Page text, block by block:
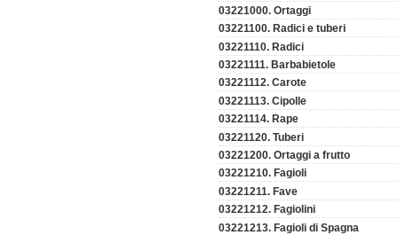
03221000. Ortaggi
03221100. Radici e tuberi
03221110. Radici
03221111. Barbabietole
03221112. Carote
03221113. Cipolle
03221114. Rape
03221120. Tuberi
03221200. Ortaggi a frutto
03221210. Fagioli
03221211. Fave
03221212. Fagiolini
03221213. Fagioli di Spagna